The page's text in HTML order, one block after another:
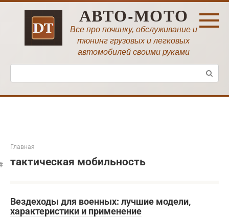
Перейти
АВТО-МОТО
Все про починку, обслуживание и
тюнинг грузовых и легковых
автомобилей своими руками
Поиск:
Главная
тактическая мобильность
Вездеходы для военных: лучшие модели,
характеристики и применение